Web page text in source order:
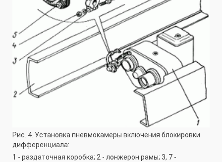
Рис. 4. Установка пневмокамеры включения блокировки
дифференциала:
1 - раздаточная коробка; 2 - лонжерон рамы; 3, 7 -